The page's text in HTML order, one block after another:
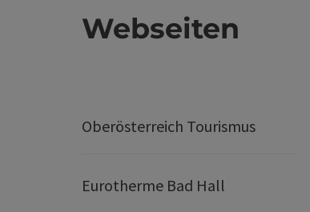
Webseiten
Oberösterreich Tourismus
Eurotherme Bad Hall